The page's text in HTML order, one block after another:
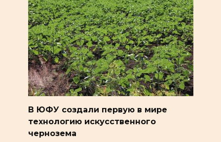
В ЮФУ создали первую в мире
технологию искусственного
чернозема